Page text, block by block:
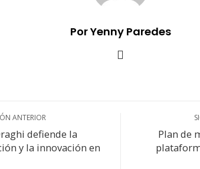
Por Yenny Paredes
ANTERIOR
defiende la
y la innovación en
Plan de